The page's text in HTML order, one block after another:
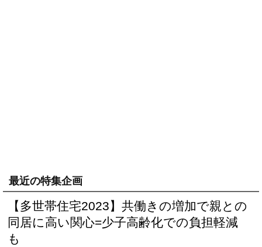
最近の特集企画
【多世帯住宅2023】共働きの増加で親との
同居に高い関心=少子高齢化での負担軽減
も